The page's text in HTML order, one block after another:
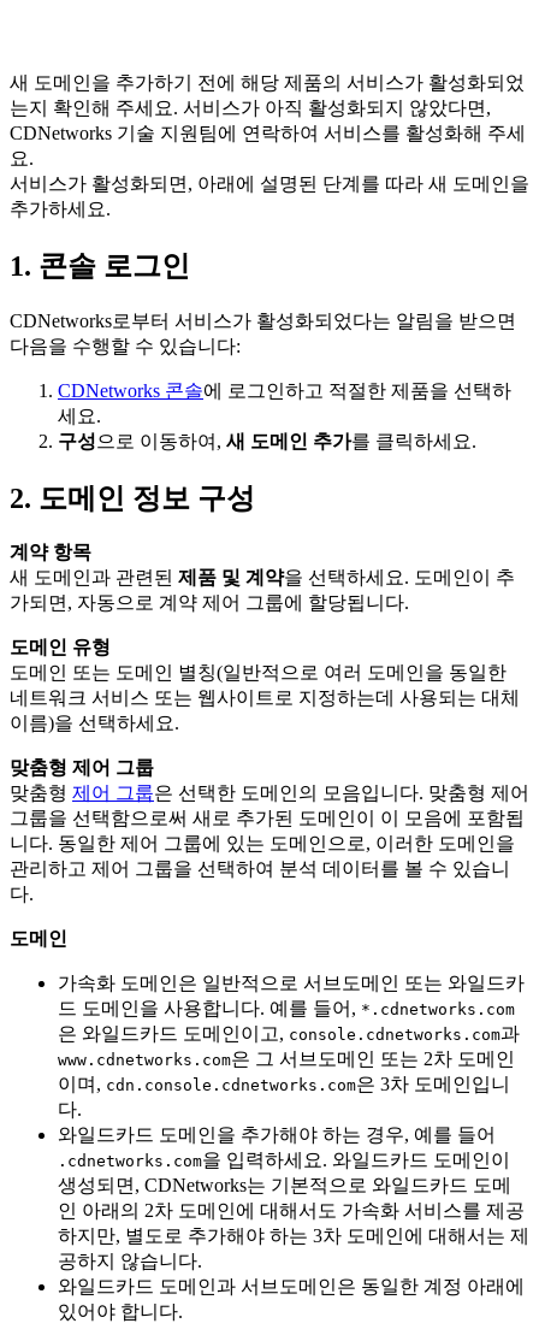
새 도메인을 추가하기 전에 해당 제품의 서비스가 활성화되었
는지 확인해 주세요. 서비스가 아직 활성화되지 않았다면,
CDNetworks 기술 지원팀에 연락하여 서비스를 활성화해 주세
요.
서비스가 활성화되면, 아래에 설명된 단계를 따라 새 도메인을
추가하세요.
1. 콘솔 로그인
CDNetworks로부터 서비스가 활성화되었다는 알림을 받으면
다음을 수행할 수 있습니다:
CDNetworks 콘솔에 로그인하고 적절한 제품을 선택하
세요.
구성으로 이동하여, 새 도메인 추가를 클릭하세요.
2. 도메인 정보 구성
계약 항목
새 도메인과 관련된 제품 및 계약을 선택하세요. 도메인이 추
가되면, 자동으로 계약 제어 그룹에 할당됩니다.
도메인 유형
도메인 또는 도메인 별칭(일반적으로 여러 도메인을 동일한
네트워크 서비스 또는 웹사이트로 지정하는데 사용되는 대체
이름)을 선택하세요.
맞춤형 제어 그룹
맞춤형 제어 그룹은 선택한 도메인의 모음입니다. 맞춤형 제어
그룹을 선택함으로써 새로 추가된 도메인이 이 모음에 포함됩
니다. 동일한 제어 그룹에 있는 도메인으로, 이러한 도메인을
관리하고 제어 그룹을 선택하여 분석 데이터를 볼 수 있습니
다.
도메인
가속화 도메인은 일반적으로 서브도메인 또는 와일드카
드 도메인을 사용합니다. 예를 들어, *.cdnetworks.com
은 와일드카드 도메인이고, console.cdnetworks.com과
www.cdnetworks.com은 그 서브도메인 또는 2차 도메인
이며, cdn.console.cdnetworks.com은 3차 도메인입니
다.
와일드카드 도메인을 추가해야 하는 경우, 예를 들어
.cdnetworks.com을 입력하세요. 와일드카드 도메인이
생성되면, CDNetworks는 기본적으로 와일드카드 도메
인 아래의 2차 도메인에 대해서도 가속화 서비스를 제공
하지만, 별도로 추가해야 하는 3차 도메인에 대해서는 제
공하지 않습니다.
와일드카드 도메인과 서브도메인은 동일한 계정 아래에
있어야 합니다.